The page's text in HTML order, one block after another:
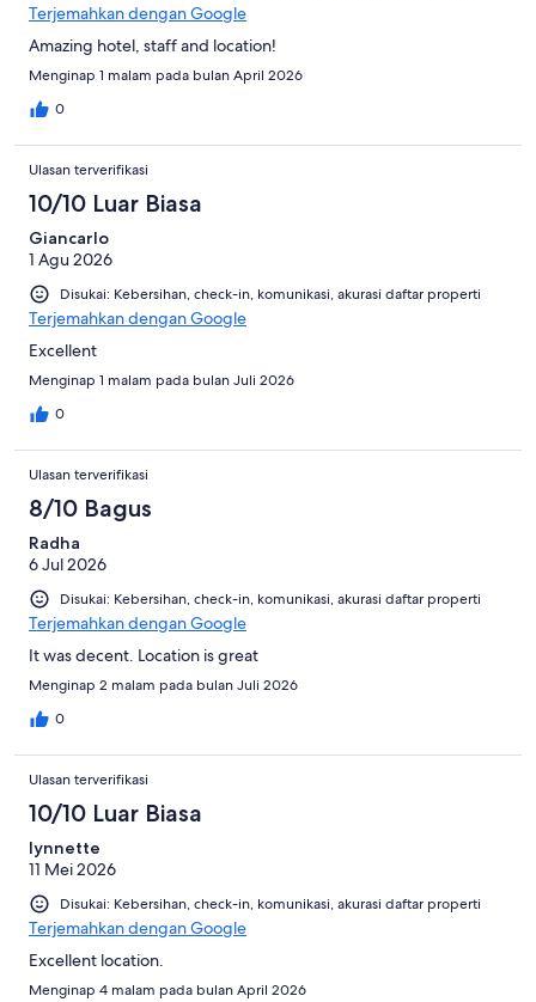
Terjemahkan dengan Google
Amazing hotel, staff and location!
Menginap 1 malam pada bulan April 2026
0
Ulasan terverifikasi
10/10 Luar Biasa
Giancarlo
1 Agu 2026
Disukai: Kebersihan, check-in, komunikasi, akurasi daftar properti
Terjemahkan dengan Google
Excellent
Menginap 1 malam pada bulan Juli 2026
0
Ulasan terverifikasi
8/10 Bagus
Radha
6 Jul 2026
Disukai: Kebersihan, check-in, komunikasi, akurasi daftar properti
Terjemahkan dengan Google
It was decent. Location is great
Menginap 2 malam pada bulan Juli 2026
0
Ulasan terverifikasi
10/10 Luar Biasa
lynnette
11 Mei 2026
Disukai: Kebersihan, check-in, komunikasi, akurasi daftar properti
Terjemahkan dengan Google
Excellent location.
Menginap 4 malam pada bulan April 2026